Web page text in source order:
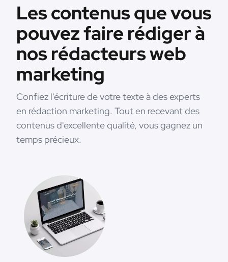
Les contenus que vous
pouvez faire rédiger à
nos rédacteurs web
marketing
Confiez l'écriture de votre texte à des experts
en rédaction marketing. Tout en recevant des
contenus d'excellente qualité, vous gagnez un
temps précieux.